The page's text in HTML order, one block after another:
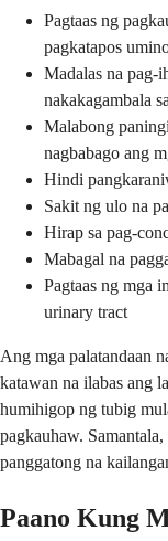
Pagtaas ng
pagkatapos
Madalas na pag-
nakakagambala
Malabong
nagbabago ang
Hindi
Sakit ng ulo na
Hirap sa pag-
Mabagal na
Pagtaas ng mga
urinary tract
Ang mga palatandaan
katawan na ilabas ang
humihigop ng tubig
pagkauhaw.
panggatong na
Paano Kung